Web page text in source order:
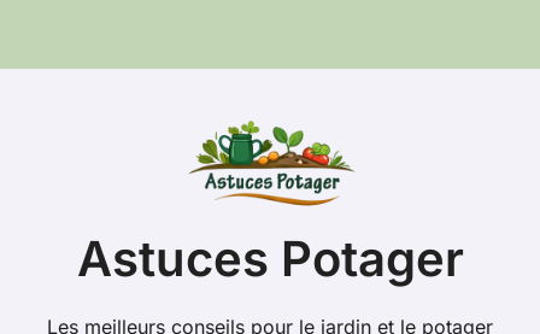
r
Astuces Potager
Les meilleurs conseils pour le jardin et le potager